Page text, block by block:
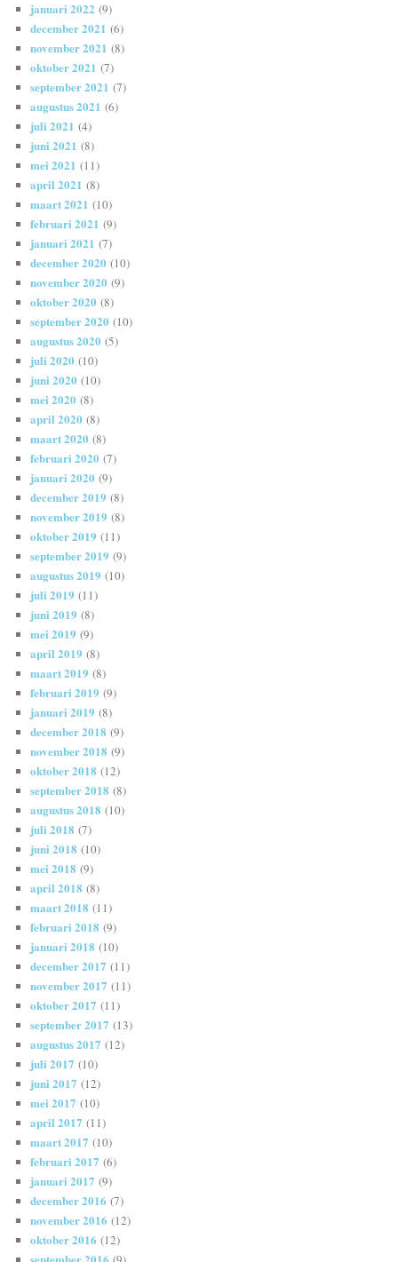
januari 2022 (9)
december 2021 (6)
november 2021 (8)
oktober 2021 (7)
september 2021 (7)
augustus 2021 (6)
juli 2021 (4)
juni 2021 (8)
mei 2021 (11)
april 2021 (8)
maart 2021 (10)
februari 2021 (9)
januari 2021 (7)
december 2020 (10)
november 2020 (9)
oktober 2020 (8)
september 2020 (10)
augustus 2020 (5)
juli 2020 (10)
juni 2020 (10)
mei 2020 (8)
april 2020 (8)
maart 2020 (8)
februari 2020 (7)
januari 2020 (9)
december 2019 (8)
november 2019 (8)
oktober 2019 (11)
september 2019 (9)
augustus 2019 (10)
juli 2019 (11)
juni 2019 (8)
mei 2019 (9)
april 2019 (8)
maart 2019 (8)
februari 2019 (9)
januari 2019 (8)
december 2018 (9)
november 2018 (9)
oktober 2018 (12)
september 2018 (8)
augustus 2018 (10)
juli 2018 (7)
juni 2018 (10)
mei 2018 (9)
april 2018 (8)
maart 2018 (11)
februari 2018 (9)
januari 2018 (10)
december 2017 (11)
november 2017 (11)
oktober 2017 (11)
september 2017 (13)
augustus 2017 (12)
juli 2017 (10)
juni 2017 (12)
mei 2017 (10)
april 2017 (11)
maart 2017 (10)
februari 2017 (6)
januari 2017 (9)
december 2016 (7)
november 2016 (12)
oktober 2016 (12)
september 2016